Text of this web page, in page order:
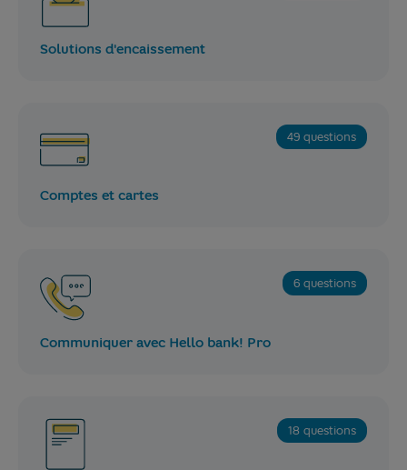
Solutions d'encaissement
49 questions
Comptes et cartes
6 questions
Communiquer avec Hello bank! Pro
18 questions